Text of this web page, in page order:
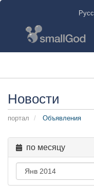
Новости
портал Объявления
по месяцу